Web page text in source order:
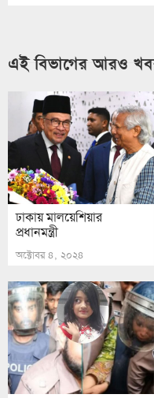
এই বিভাগের আরও
ঢাকায় মালয়েশিয়ার
প্রধানমন্ত্রী
অক্টোবর ৪, ২০২৪